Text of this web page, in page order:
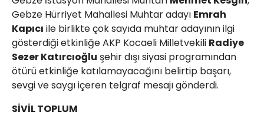
Gebze Hürriyet Mahallesi Muhtar adayı Emrah
Kapıcı ile birlikte çok sayıda muhtar adayının ilgi
gösterdiği etkinliğe AKP Kocaeli Milletvekili Radiye
Sezer Katırcıoğlu şehir dışı siyasi programından
ötürü etkinliğe katılamayacağını belirtip başarı,
sevgi ve saygı içeren telgraf mesajı gönderdi.
SİVİL TOPLUM